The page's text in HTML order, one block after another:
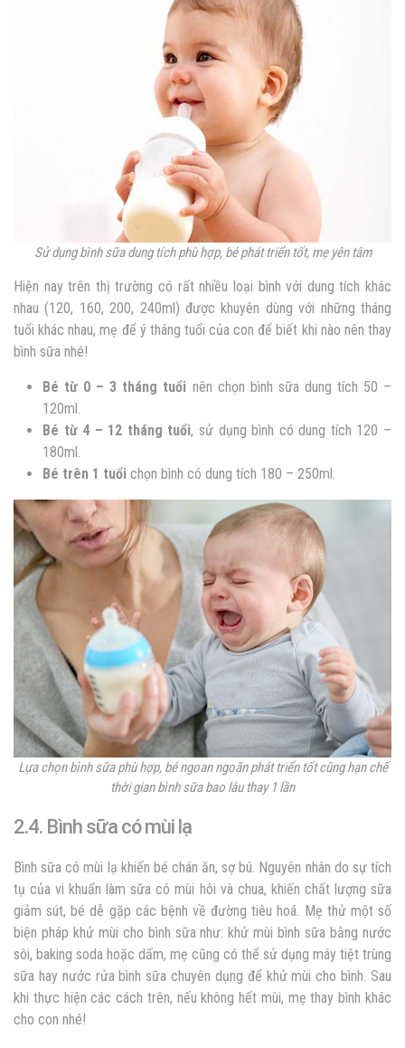
Sử dụng bình sữa dung tích phù hợp, bé phát triển tốt, mẹ yên tâm
Hiện nay trên thị trường có rất nhiều loại bình với dung tích khác
nhau (120, 160, 200, 240ml) được khuyên dùng với những tháng
tuổi khác nhau, mẹ để ý tháng tuổi của con để biết khi nào nên thay
bình sữa nhé!
Bé từ 0 – 3 tháng tuổi nên chọn bình sữa dung tích 50 –
120ml.
Bé từ 4 – 12 tháng tuổi, sử dụng bình có dung tích 120 –
180ml.
Bé trên 1 tuổi chọn bình có dung tích 180 – 250ml.
Lựa chọn bình sữa phù hợp, bé ngoan ngoãn phát triển tốt cũng hạn chế
thời gianbình sữa bao lâu thay 1 lần
2.4. Bình sữa có mùi lạ
Bình sữa có mùi lạ khiến bé chán ăn, sợ bú. Nguyên nhân do sự tích
tụ của vi khuẩn làm sữa có mùi hôi và chua, khiến chất lượng sữa
giảm sút, bé dễ gặp các bệnh về đường tiêu hoá. Mẹ thử một số
biện pháp khử mùi cho bình sữa như: khử mùi bình sữa bằng nước
sôi, baking soda hoặc dấm, mẹ cũng có thể sử dụng máy tiệt trùng
sữa hay nước rửa bình sữa chuyên dụng để khử mùi cho bình. Sau
khi thực hiện các cách trên, nếu không hết mùi, mẹ thay bình khác
cho con nhé!